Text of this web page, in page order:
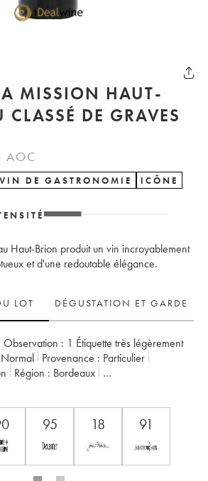
MISSION HAUT-
DE GRAVES
AOC
VIN DE GASTRONOMIE ICÔNE
Haut-Brion produit un vin incroyablement
et d'une redoutable élégance.
LOT
DÉGUSTATION ET GARDE
Observation : 1 Étiquette très légèrement
Normal Provenance : particulier
Région :
Bordeaux
Clarence Dillon
95 18 91